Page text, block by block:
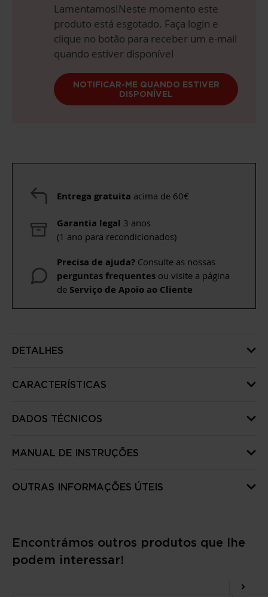
Lamentamos!Neste momento este
produto está esgotado. Faça login e
clique no botão para receber um e-mail
quando estiver disponível
NOTIFICAR-ME QUANDO ESTIVER
DISPONÍVEL
Entrega gratuita acima de 60€
Garantia legal 3 anos
(1 ano para recondicionados)
Precisa de ajuda? Consulte as nossas
perguntas frequentes ou visite a página
de Serviço de Apoio ao Cliente
DETALHES
CARACTERÍSTICAS
DADOS TÉCNICOS
MANUAL DE INSTRUÇÕES
OUTRAS INFORMAÇÕES ÚTEIS
Encontrámos outros produtos que lhe
podem interessar!